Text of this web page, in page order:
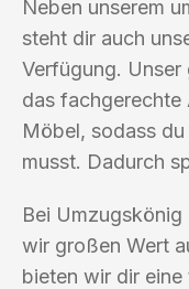
Neben unserem
steht dir auch
Verfügung. Unser
das fachgerechte
Möbel, sodass
musst. Dadurch
Bei Umzugskönig
wir großen Wert
bieten wir dir